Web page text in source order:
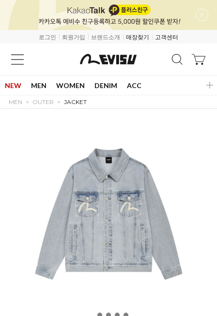
로그인 회원가입 브랜드소개 매장찾기 고객센터
NEW MEN WOMEN DENIM ACC
MEN OUTER JACKET